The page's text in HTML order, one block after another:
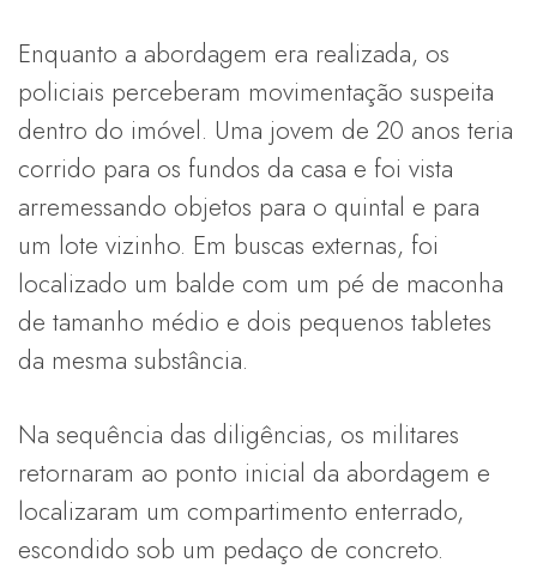
Enquanto a abordagem era realizada, os
policiais perceberam movimentação suspeita
dentro do imóvel. Uma jovem de 20 anos teria
corrido para os fundos da casa e foi vista
arremessando objetos para o quintal e para
um lote vizinho. Em buscas externas, foi
localizado um balde com um pé de maconha
de tamanho médio e dois pequenos tabletes
da mesma substância.
Na sequência das diligências, os militares
retornaram ao ponto inicial da abordagem e
localizaram um compartimento enterrado,
escondido sob um pedaço de concreto.